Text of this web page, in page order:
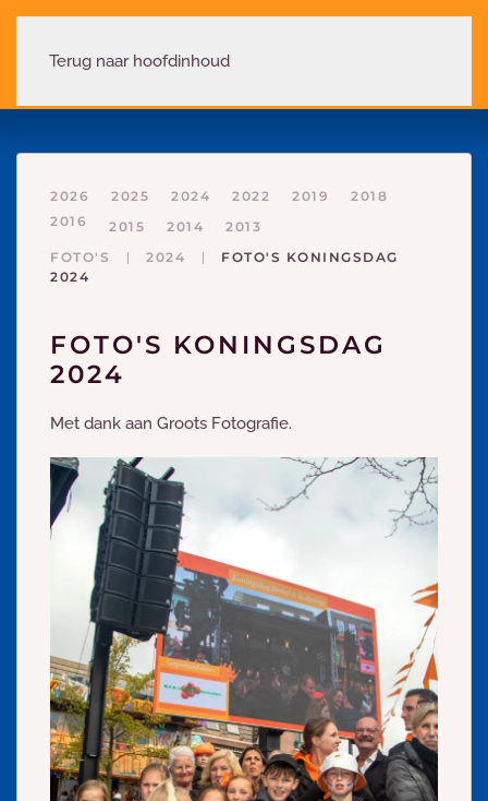
Terug naar hoofdinhoud
2026 2025 2024 2022 2019
2018
2016
2015 2014
2013
FOTO'S
2024
FOTO'S KONINGSDAG
2024
FOTO'S KONINGSDAG
2024
Met dank aan Groots Fotografie.